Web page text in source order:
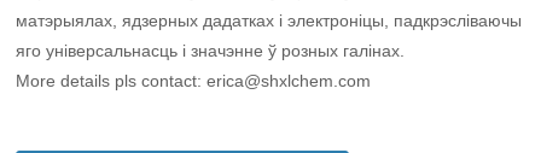
матэрыялах, ядзерных дадатках і электроніцы, падкрэсліваючы
яго універсальнасць і значэнне ў розных галінах.
More details pls contact: erica@shxlchem.com